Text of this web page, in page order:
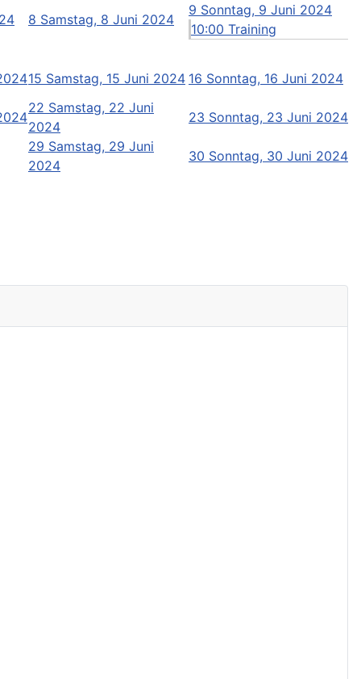
8 Samstag, 8 Juni 2024
9 Sonntag, 9 Juni 2024
10:00 Training
15 Samstag, 15 Juni 2024 16 Sonntag, 16 Juni 2024
22 Samstag, 22 Juni
2024
23 Sonntag, 23 Juni 2024
29 Samstag, 29 Juni
2024
30 Sonntag, 30 Juni 2024